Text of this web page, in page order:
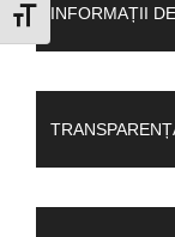
GLISOR MĂRIME
INFORMAȚII